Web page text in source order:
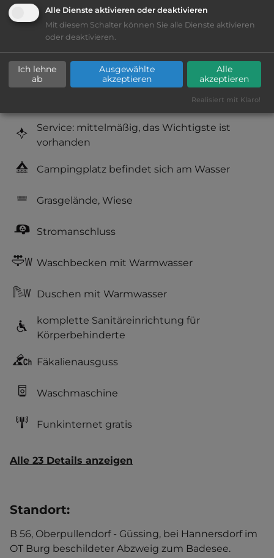
Lage: schön
Platzeinrichtung: ausreichend
Geräuschkulisse: überwiegend ruhig
Service: mittelmäßig, das Wichtigste ist
vorhanden
Campingplatz befindet sich am Wasser
Grasgelände, Wiese
Stromanschluss
Waschbecken mit Warmwasser
Duschen mit Warmwasser
komplette Sanitäreinrichtung für
Körperbehinderte
Fäkalienausguss
Waschmaschine
Funkinternet gratis
Alle 23 Details anzeigen
Standort:
B 56, Oberpullendorf - Güssing, bei Hannersdorf im
OT Burg beschildeter Abzweig zum Badesee.
Alle Dienste aktivieren oder deaktivieren
Mit diesem Schalter können Sie alle Dienste aktivieren
oder deaktivieren.
Ich lehne
ab
Ausgewählte
akzeptieren
Alle
akzeptieren
Realisiert mit Klaro!